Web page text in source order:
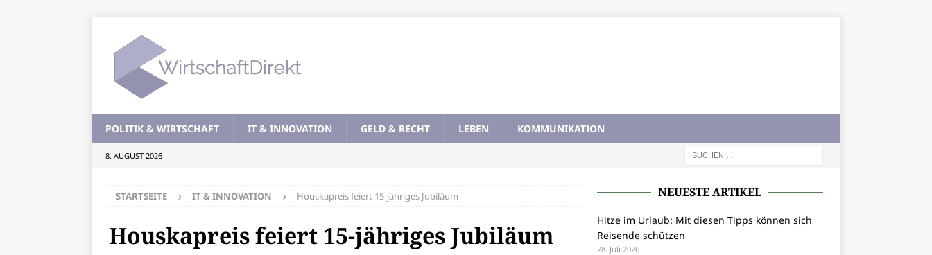
POLITIK & WIRTSCHAFT IT & INNOVATION GELD & RECHT LEBEN KOMMUNIKATION
8. AUGUST 2026
STARTSEITE IT & INNOVATION Houskapreis feiert 15-jähriges Jubiläum
Houskapreis feiert 15-jähriges Jubiläum
NEUESTE ARTIKEL
Hitze im Urlaub: Mit diesen Tipps können sich
Reisende schützen
28. Juli 2026